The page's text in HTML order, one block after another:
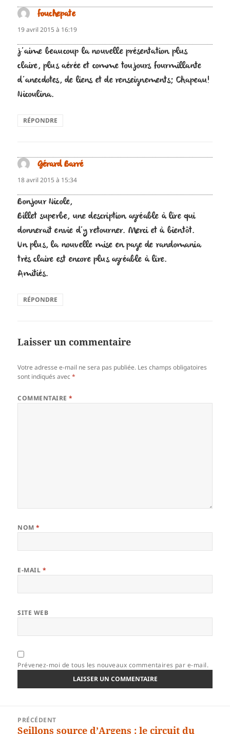
fouchepatedit :
19 avril 2015 à 16:19
j’aime beaucoup la nouvelle présentation plus
claire, plus aérée et comme toujours fourmillante
d’anecdotes, de liens et de renseignements; Chapeau!
Nicoulina.
RÉPONDRE
Gérard Barrédit :
18 avril 2015 à 15:34
Bonjour Nicole,
Billet superbe, une description agréable à lire qui
donnerait envie d’y retourner. Merci et à bientôt.
Un plus, la nouvelle mise en page de randomania
très claire est encore plus agréable à lire.
Amitiés.
RÉPONDRE
Laisser un commentaire
Votre adresse e-mail ne sera pas publiée. Les champs obligatoires
sont indiqués avec*
COMMENTAIRE*
NOM*
E-MAIL *
SITE WEB
Prévenez-moi de tous les nouveaux commentaires par e-mail.
PRÉCÉDENT
Article
Seillons source d’Argens : le circuit du